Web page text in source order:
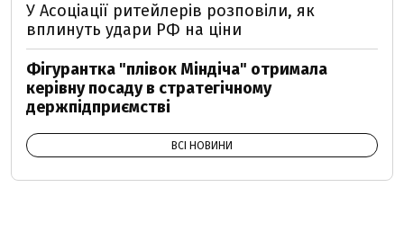
У Асоціації ритейлерів розповіли, як
вплинуть удари РФ на ціни
Фігурантка "плівок Міндіча" отримала
керівну посаду в стратегічному
держпідприємстві
ВСІ НОВИНИ